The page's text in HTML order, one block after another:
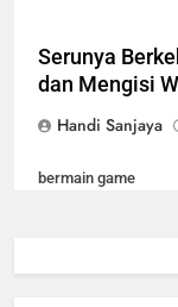
Serunya
dan Mengisi
Handi Sanjaya
bermain game